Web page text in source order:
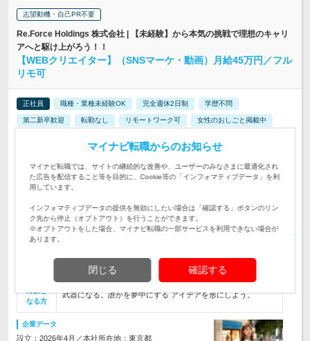
志望動機・自己PR不要
Re.Force Holdings 株式会社 | 【未経験】から本気の挑戦で理想のキャリ
アへと駆け上がろう！！
【WEBクリエイター】（SNSマーケ・動画）月給45万円／フル
リモ可
正社員 職種・業種未経験OK 完全週休2日制 学歴不問
第二新卒歓迎 転勤なし リモートワーク可 女性のおしごと掲載中
勤務地
☆渋谷支社 東京都渋谷区渋谷2-…
給与
月給45万円～＋事業部別インセンティブ ※経験・スキルを考
初年度の年収：400～1,000万円
つい見ちゃう動画や広告。購買意欲の湧くサイト。【全部クリ
なる方
【未経験歓迎】★100％未経験のteam発足★ まっさらな発想が
武器になる。誰かを夢中にする アイデアを形にしよう。
企業データ
設立：2026年4月／本社所在地：東京都
マイナビ転職からのお知らせ
マイナビ転職では、サイトの継続的な改善や、ユーザーのみなさまに最適化され
た広告を配信すること等を目的に、Cookie等の「インフォマティブデータ」を利
用しています。
インフォマティブデータの提供を無効にしたい場合は「確認する」ボタンのリン
ク先から停止（オプトアウト）を行うことができます。
※オプトアウトをした場合、マイナビ転職の一部サービスを利用できない場合が
あります。
閉じる 確認する